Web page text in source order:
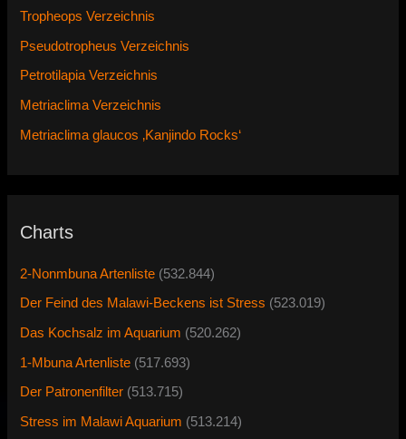
Tropheops Verzeichnis
Pseudotropheus Verzeichnis
Petrotilapia Verzeichnis
Metriaclima Verzeichnis
Metriaclima glaucos ‚Kanjindo Rocks‘
Charts
2-Nonmbuna Artenliste (532.844)
Der Feind des Malawi-Beckens ist Stress (523.019)
Das Kochsalz im Aquarium (520.262)
1-Mbuna Artenliste (517.693)
Der Patronenfilter (513.715)
Stress im Malawi Aquarium (513.214)